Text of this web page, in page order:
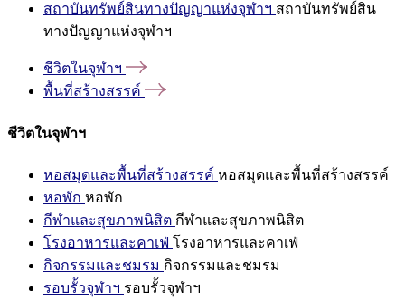
สถาบันทรัพย์สินทางปัญญาแห่งจุฬาฯ สถาบันทรัพย์สิน
ทางปัญญาแห่งจุฬาฯ
ชีวิตในจุฬาฯ
พื้นที่สร้างสรรค์
ชีวิตในจุฬาฯ
หอสมุดและพื้นที่สร้างสรรค์ หอสมุดและพื้นที่สร้างสรรค์
หอพัก หอพัก
กีฬาและสุขภาพนิสิต กีฬาและสุขภาพนิสิต
โรงอาหารและคาเฟ่ โรงอาหารและคาเฟ่
กิจกรรมและชมรม กิจกรรมและชมรม
รอบรั้วจุฬาฯ รอบรั้วจุฬาฯ